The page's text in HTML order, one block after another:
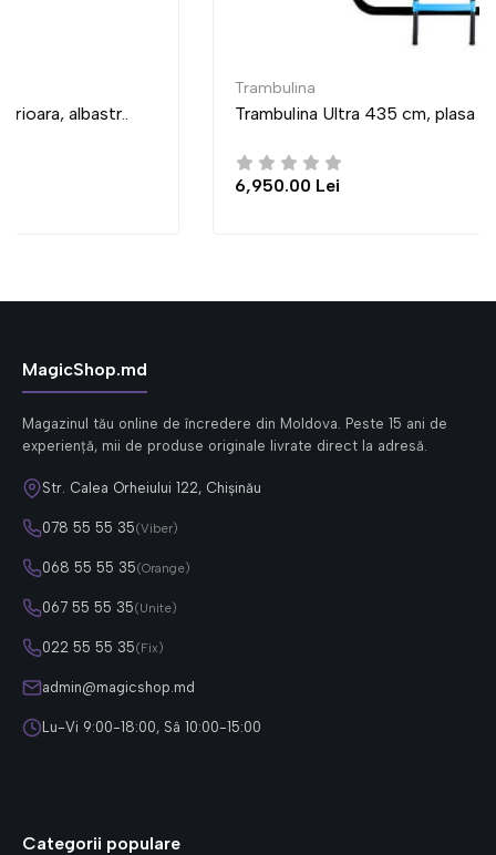
Trambulina Ultra 435 cm, plasa interioara, albastr..
MagicShop.md
Magazinul tău online de încredere din Moldova. Peste 15 ani de
experiență, mii de produse originale livrate direct la adresă.
Str. Calea Orheiului 122, Chișinău
078 55 55 35(Viber)
068 55 55 35(Orange)
067 55 55 35(Unite)
022 55 55 35(Fix)
admin@magicshop.md
Lu-Vi 9:00-18:00, Sâ 10:00-15:00
Categorii populare